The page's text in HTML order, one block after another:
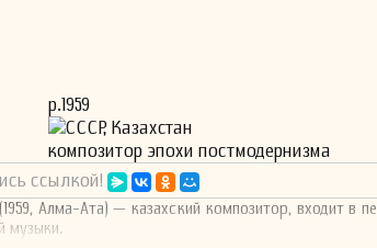
р.1959
СССР, Казахстан
композитор эпохи постмодернизма
ссылкой!
Алма-Ата) — казахский композитор, входит в
музыки.